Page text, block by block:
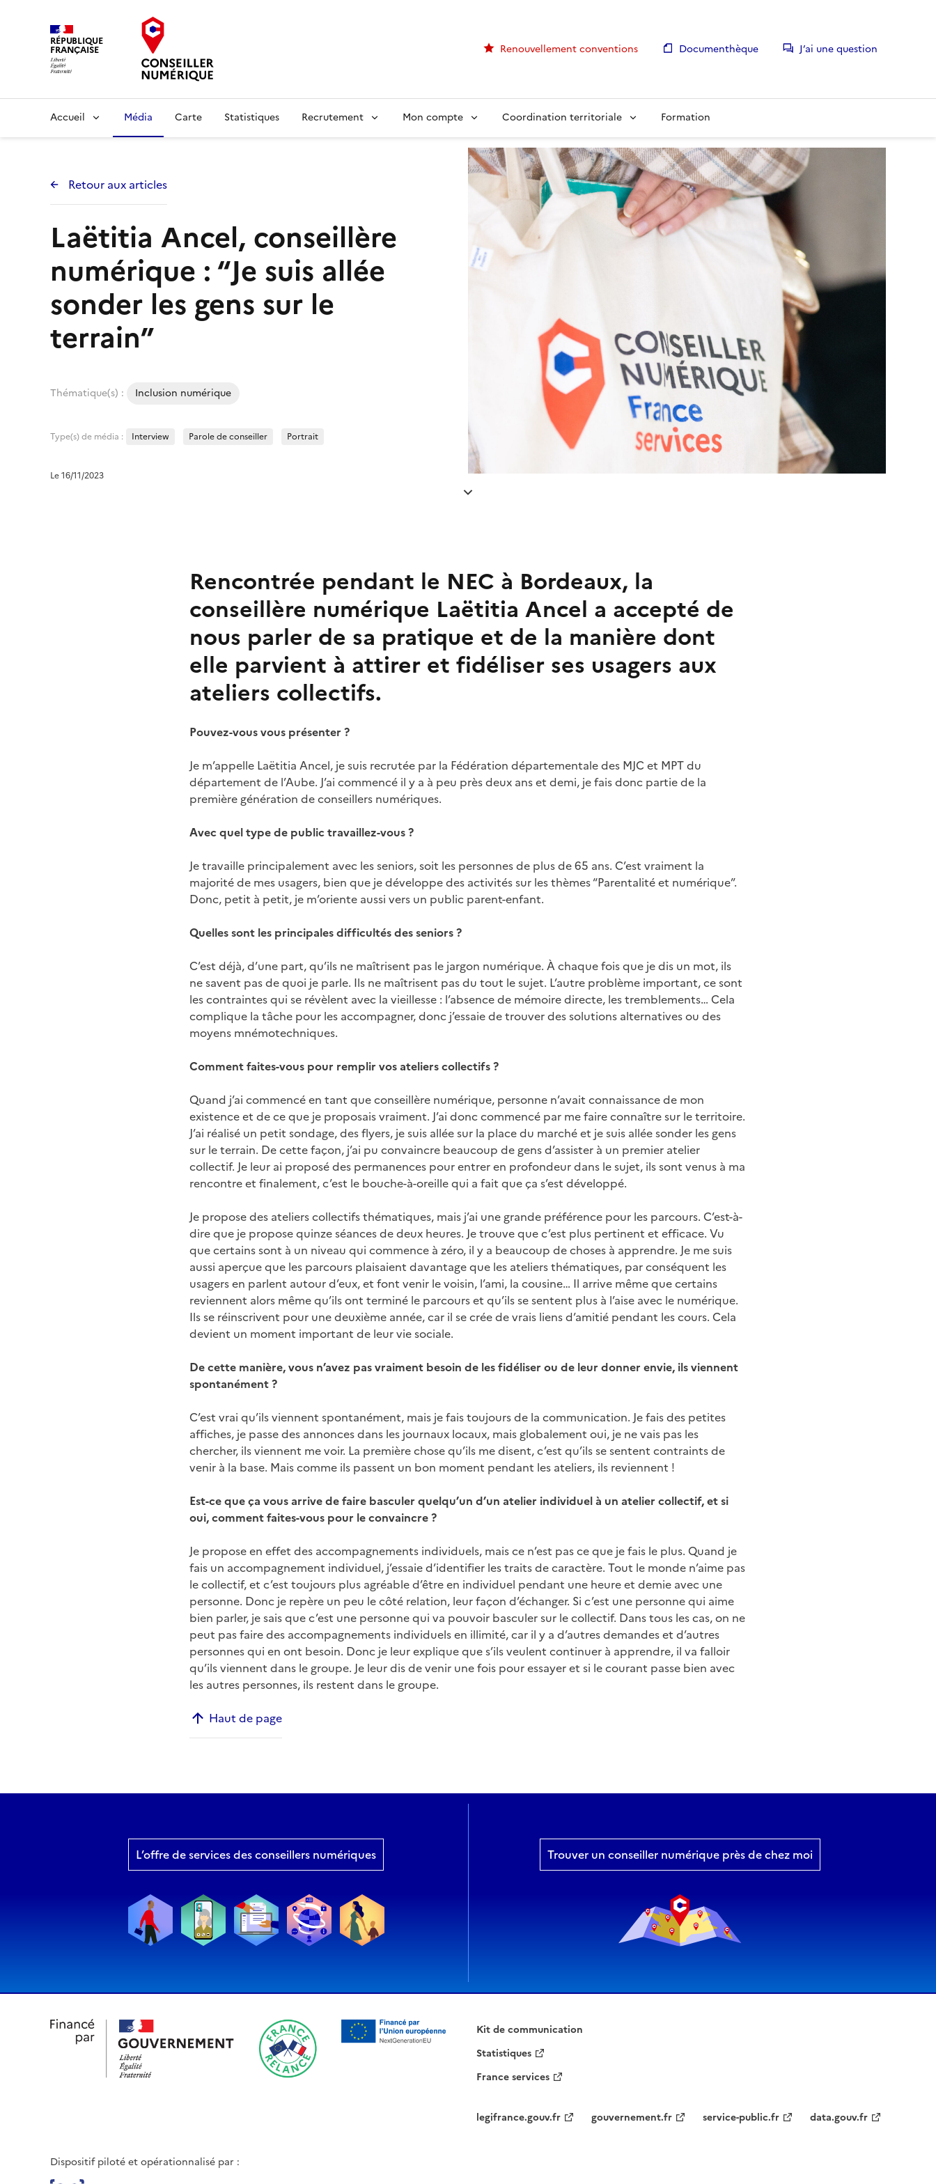
RÉPUBLIQUE
FRANÇAISE Renouvellement conventions Documenthèque J’ai une question
Accueil Média Carte Statistiques Recrutement Mon compte Coordination territoriale Formation
Retour aux articles
Laëtitia Ancel, conseillère
numérique : “Je suis allée
sonder les gens sur le
terrain”
Thématique(s) : Inclusion numérique
Type(s) de média : Interview Parole de conseiller Portrait
Le 16/11/2023
Rencontrée pendant le NEC à Bordeaux, la
conseillère numérique Laëtitia Ancel a accepté de
nous parler de sa pratique et de la manière dont
elle parvient à attirer et fidéliser ses usagers aux
ateliers collectifs.
Pouvez-vous vous présenter ?
Je m’appelle Laëtitia Ancel, je suis recrutée par la Fédération départementale des MJC et MPT du
département de l’Aube. J’ai commencé il y a à peu près deux ans et demi, je fais donc partie de la
première génération de conseillers numériques.
Avec quel type de public travaillez-vous ?
Je travaille principalement avec les seniors, soit les personnes de plus de 65 ans. C’est vraiment la
majorité de mes usagers, bien que je développe des activités sur les thèmes “Parentalité et numérique”.
Donc, petit à petit, je m’oriente aussi vers un public parent-enfant.
Quelles sont les principales difficultés des seniors ?
C’est déjà, d’une part, qu’ils ne maîtrisent pas le jargon numérique. À chaque fois que je dis un mot, ils
ne savent pas de quoi je parle. Ils ne maîtrisent pas du tout le sujet. L’autre problème important, ce sont
les contraintes qui se révèlent avec la vieillesse : l’absence de mémoire directe, les tremblements… Cela
complique la tâche pour les accompagner, donc j’essaie de trouver des solutions alternatives ou des
moyens mnémotechniques.
Comment faites-vous pour remplir vos ateliers collectifs ?
Quand j’ai commencé en tant que conseillère numérique, personne n’avait connaissance de mon
existence et de ce que je proposais vraiment. J’ai donc commencé par me faire connaître sur le territoire.
J’ai réalisé un petit sondage, des flyers, je suis allée sur la place du marché et je suis allée sonder les gens
sur le terrain. De cette façon, j’ai pu convaincre beaucoup de gens d’assister à un premier atelier
collectif. Je leur ai proposé des permanences pour entrer en profondeur dans le sujet, ils sont venus à ma
rencontre et finalement, c’est le bouche-à-oreille qui a fait que ça s’est développé.
Je propose des ateliers collectifs thématiques, mais j’ai une grande préférence pour les parcours. C’est-à-
dire que je propose quinze séances de deux heures. Je trouve que c’est plus pertinent et efficace. Vu
que certains sont à un niveau qui commence à zéro, il y a beaucoup de choses à apprendre. Je me suis
aussi aperçue que les parcours plaisaient davantage que les ateliers thématiques, par conséquent les
usagers en parlent autour d’eux, et font venir le voisin, l’ami, la cousine… Il arrive même que certains
reviennent alors même qu’ils ont terminé le parcours et qu’ils se sentent plus à l’aise avec le numérique.
Ils se réinscrivent pour une deuxième année, car il se crée de vrais liens d’amitié pendant les cours. Cela
devient un moment important de leur vie sociale.
De cette manière, vous n’avez pas vraiment besoin de les fidéliser ou de leur donner envie, ils viennent
spontanément ?
C’est vrai qu’ils viennent spontanément, mais je fais toujours de la communication. Je fais des petites
affiches, je passe des annonces dans les journaux locaux, mais globalement oui, je ne vais pas les
chercher, ils viennent me voir. La première chose qu’ils me disent, c’est qu’ils se sentent contraints de
venir à la base. Mais comme ils passent un bon moment pendant les ateliers, ils reviennent !
Est-ce que ça vous arrive de faire basculer quelqu’un d’un atelier individuel à un atelier collectif, et si
oui, comment faites-vous pour le convaincre ?
Je propose en effet des accompagnements individuels, mais ce n’est pas ce que je fais le plus. Quand je
fais un accompagnement individuel, j’essaie d’identifier les traits de caractère. Tout le monde n’aime pas
le collectif, et c’est toujours plus agréable d’être en individuel pendant une heure et demie avec une
personne. Donc je repère un peu le côté relation, leur façon d’échanger. Si c’est une personne qui aime
bien parler, je sais que c’est une personne qui va pouvoir basculer sur le collectif. Dans tous les cas, on ne
peut pas faire des accompagnements individuels en illimité, car il y a d’autres demandes et d’autres
personnes qui en ont besoin. Donc je leur explique que s’ils veulent continuer à apprendre, il va falloir
qu’ils viennent dans le groupe. Je leur dis de venir une fois pour essayer et si le courant passe bien avec
les autres personnes, ils restent dans le groupe.
Haut de page
L’offre de services des conseillers numériques Trouver un conseiller numérique près de chez moi
Kit de communication
Statistiques
France services
legifrance.gouv.fr gouvernement.fr service-public.fr data.gouv.fr
Dispositif piloté et opérationnalisé par :